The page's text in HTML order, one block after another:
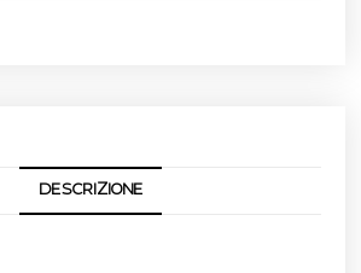
DESCRIZIONE